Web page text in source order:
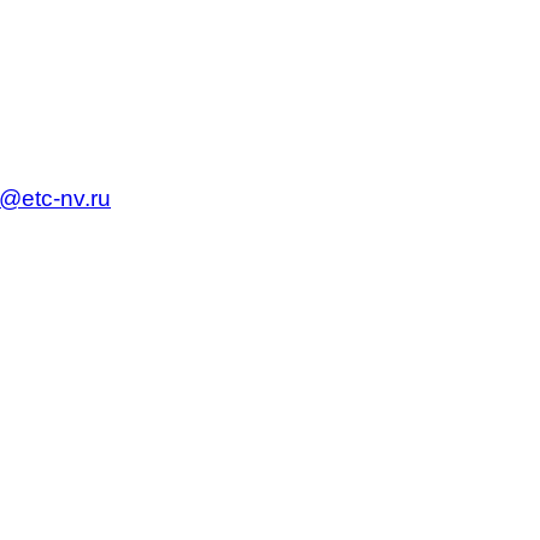
nv.ru